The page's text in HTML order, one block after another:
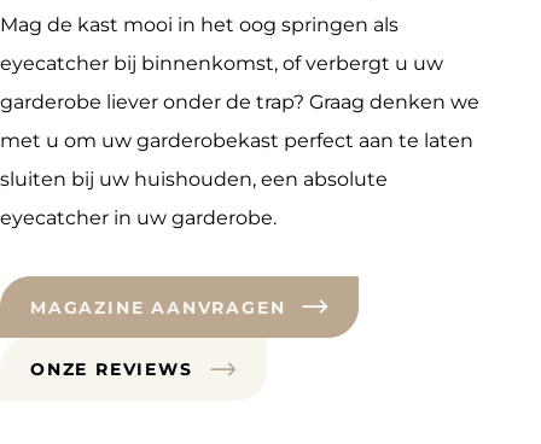
Mag de kast mooi in het oog springen als
eyecatcher bij binnenkomst, of verbergt u uw
garderobe liever onder de trap? Graag denken we
met u om uw garderobekast perfect aan te laten
sluiten bij uw huishouden, een absolute
eyecatcher in uw garderobe.
MAGAZINE AANVRAGEN
ONZE REVIEWS